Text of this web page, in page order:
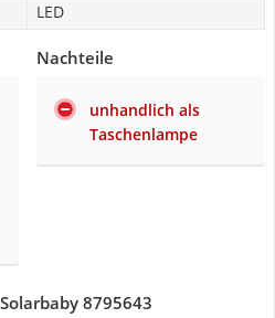
LED
Nachteile
unhandlich als
Taschenlampe
8795643